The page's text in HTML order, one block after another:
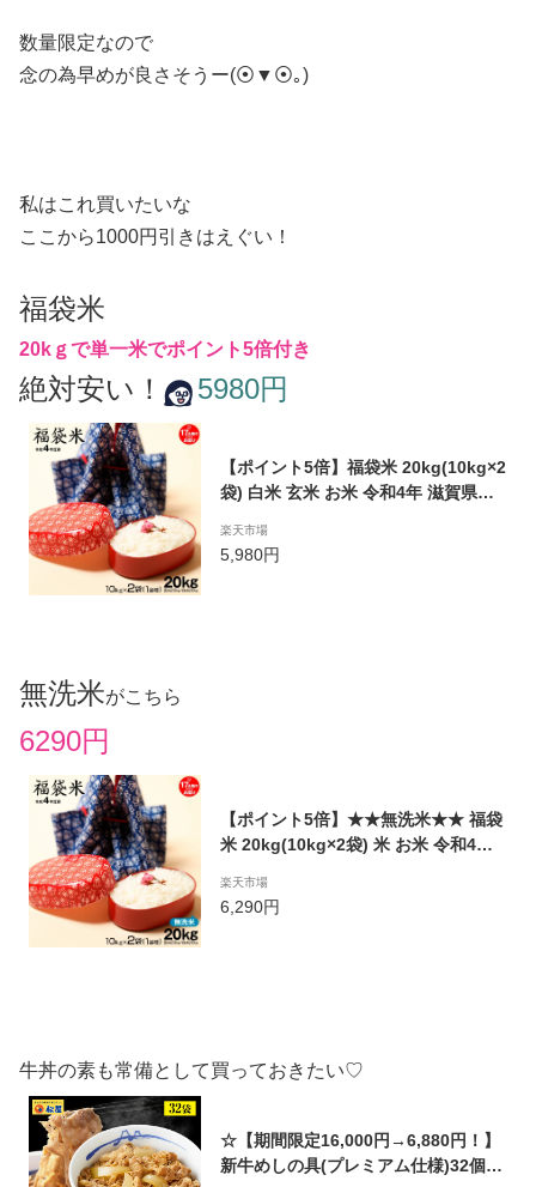
数量限定なので
念の為早めが良さそうー(⦿▼⦿｡)
私はこれ買いたいな
ここから1000円引きはえぐい！
福袋米
20kｇで単一米でポイント5倍付き
絶対安い！ 5980円
【ポイント5倍】福袋米 20kg(10kg×2
袋) 白米 玄米 お米 令和4年 滋賀県産
楽天市場
5,980円
無洗米がこちら
6290円
【ポイント5倍】★★無洗米★★ 福袋
米 20kg(10kg×2袋) 米 お米 令和4年
楽天市場
6,290円
牛丼の素も常備として買っておきたい♡
☆【期間限定16,000円→6,880円！】
新牛めしの具(プレミアム仕様)32個セ